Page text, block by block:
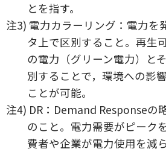
とを指す。
注3) 電力カラーリング：電力を
タ上で区別すること。再生
の電力（グリーン電力）と
別することで，環境への影
ことが可能。
注4) DR：Demand Responseの
のこと。電力需要がピーク
費者や企業が電力使用を減